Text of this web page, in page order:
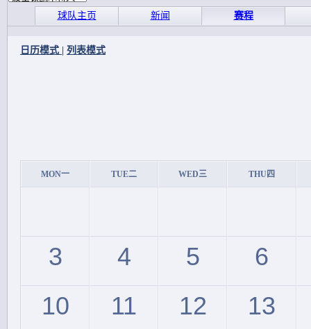
球队主页 新闻 赛程
日历模式 列表模式
MON一 TUE二 WED三 THU四
3 4 5
6
10
11 12
13